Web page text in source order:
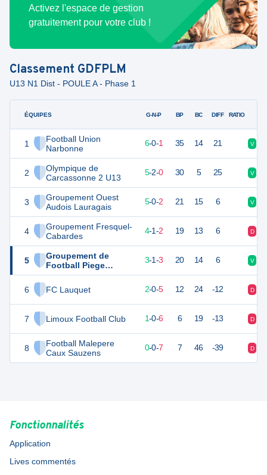
Activez l'espace de gestion
gratuitement pour votre club !
Classement GDFPLM
U13 N1 Dist - POULE A - Phase 1
ÉQUIPES
1
Football Union
Narbonne
2
Olympique de
Carcassonne 2 U13
3
Groupement Ouest
Audois Lauragais
4
Groupement Fresquel-
Cabardes
5
Groupement de
Football Piege
Lauragais Malepere 2
6
FC Lauquet
7 Limoux Football Club
8
Football Malepere
Caux Sauzens
G-N-P BP BC DIFF RATIO
6-0-1 35 14 21 V
17 5-2-0 30 5 25 V
15 5-0-2 21 15 6 V
13 7 4-1-2 19 13 6 D
10 3-1-3 20 14 6 V
2-0-5 12 24 -12 D
3 1-0-6 6 19 -13 D
0 0-0-7 7 46 -39 D
Fonctionnalités
Application
Lives commentés